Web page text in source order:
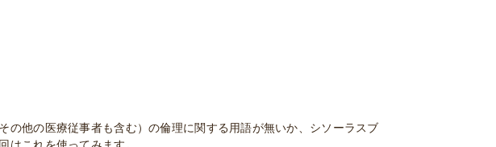
他の医療従事者も含む）の倫理に関する用語が無いか、シソーラスブ